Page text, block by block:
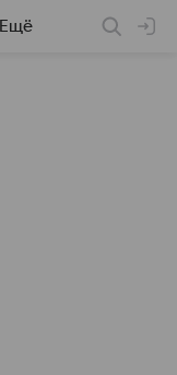
Ещё